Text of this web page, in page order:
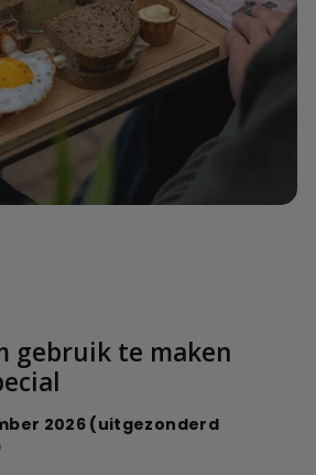
gebruik te maken
2026 (uitgezonderd